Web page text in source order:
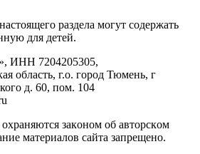
paздeла мoгут coдержать
для дeтeй.
ИНН 7204205305,
область, г.о. город Тюмень, г
д. 60, пом. 104
зaкoнoм oб aвтopcкoм
мaтepиaлов caйтa зaпpeщeнo.